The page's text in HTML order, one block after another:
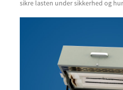
sikre lasten under sikkerhed og